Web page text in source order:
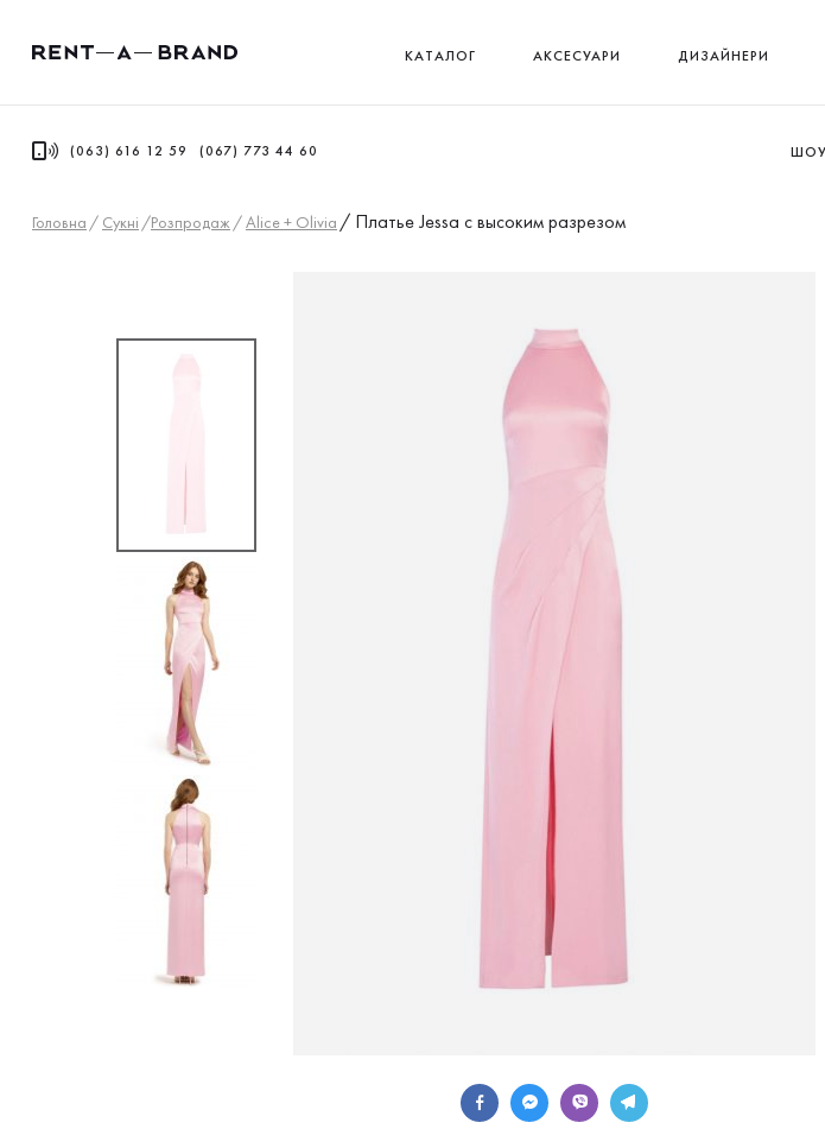
КАТАЛОГ АКСЕСУАРИ ДИЗАЙНЕРИ
(063) 616 12 59 (067) 773 44 60
Головна / Сукнi /Розпродаж /Alice + Olivia / Платье Jessa с высоким разрезом